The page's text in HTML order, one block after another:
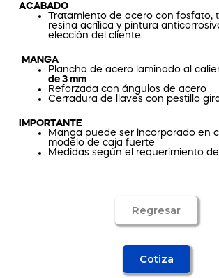
ACABADO
Tratamiento de acero con fosfato,
resina acrílica y pintura
elección del cliente.
MANGA
Plancha de acero laminado al
de 3 mm
Reforzada con ángulos de acero
Cerradura de llaves con pestillo
IMPORTANTE
Manga puede ser incorporado en
modelo de caja fuerte
Medidas según el requerimiento
Regresar
Cotiza